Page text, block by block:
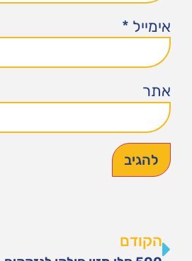
אימייל *
אתר
הקודם